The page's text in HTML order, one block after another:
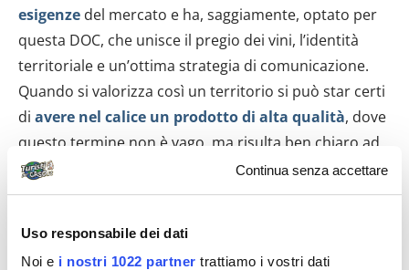
Continua senza accettare
Uso responsabile dei dati
Noi e i nostri 1022 partner trattiamo i vostri dati
esigenze del mercato e ha, saggiamente, optato per
questa DOC, che unisce il pregio dei vini, l’identità
territoriale e un’ottima strategia di comunicazione.
Quando si valorizza così un territorio si può star certi
di avere nel calice un prodotto di alta qualità, dove
questo termine non è vago, ma risulta ben chiaro ad
ogni sorso. Questi vini metodo classico hanno un
perlage fine e persistente, sono prodotti con un
quindici mesi, per il Millesimato invece siamo a